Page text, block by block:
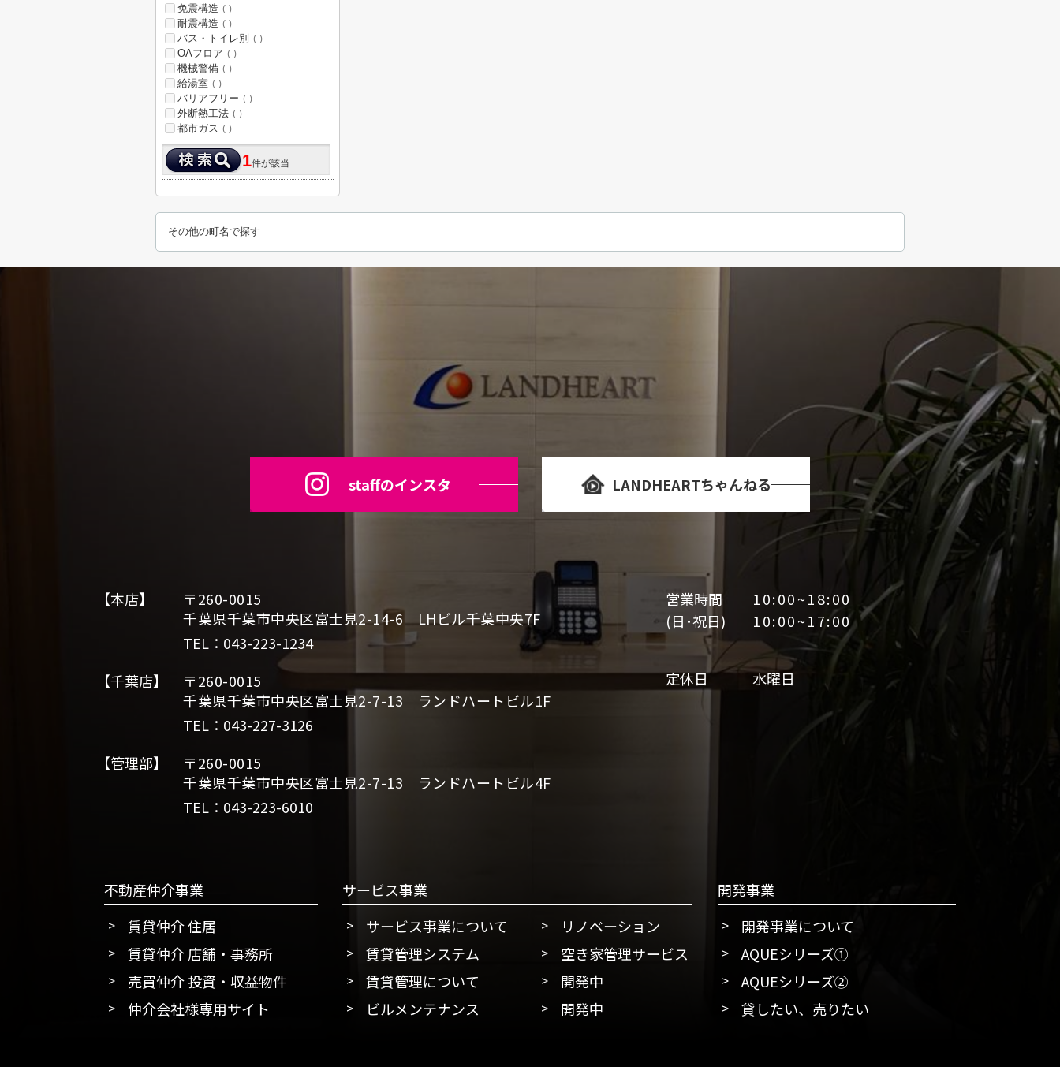
免震構造 (-)
耐震構造 (-)
バス・トイレ別 (-)
OAフロア (-)
機械警備 (-)
給湯室 (-)
バリアフリー (-)
外断熱工法 (-)
都市ガス (-)
1件が該当
その他の町名で探す
staffのインスタ LANDHEARTちゃんねる
【本店】
〒260-0015
千葉県千葉市中央区富士見2-14-6 LHビル千葉中央7F
TEL：043-223-1234
【千葉店】
〒260-0015
千葉県千葉市中央区富士見2-7-13 ランドハートビル1F
TEL：043-227-3126
【管理部】
〒260-0015
千葉県千葉市中央区富士見2-7-13 ランドハートビル4F
TEL：043-223-6010
営業時間
10:00~18:00
(日･祝日)
10:00~17:00
定休日 水曜日
不動産仲介事業
賃貸仲介 住居
賃貸仲介 店舗・事務所
売買仲介 投資・収益物件
仲介会社様専用サイト
サービス事業
サービス事業について
賃貸管理システム
賃貸管理について
ビルメンテナンス
リノベーション
空き家管理サービス
開発中
開発中
開発事業
開発事業について
AQUEシリーズ①
AQUEシリーズ②
貸したい、売りたい